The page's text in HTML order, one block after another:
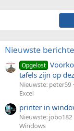
Nieuwste
Opgelost
tafels zijn op
Nieuwste: peter59
Excel
printer in
Nieuwste: jobo182
Windows